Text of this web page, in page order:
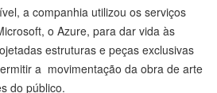
a companhia utilizou os serviços
o Azure, para dar vida às
estruturas e peças exclusivas
a movimentação da obra de arte
do público.